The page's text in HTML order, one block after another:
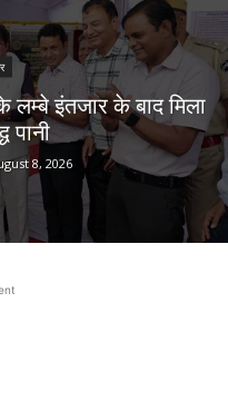
लम्बे इंतजार के बाद मिला
पानी
8, 2026